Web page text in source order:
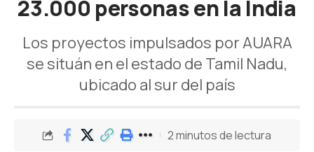
23.000 personas en la India
Los proyectos impulsados por AUARA
se situán en el estado de Tamil Nadu,
ubicado al sur del país
2 minutos de lectura